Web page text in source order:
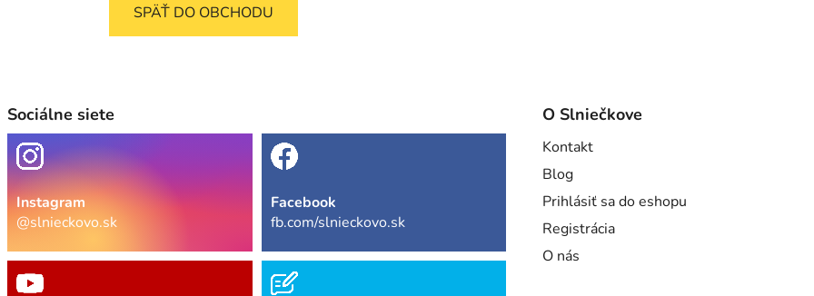
SPÄŤ DO OBCHODU
Sociálne siete
Instagram
@slnieckovo.sk
Facebook
fb.com/slnieckovo.sk
O Slniečkove
Kontakt
Blog
Prihlásiť sa do eshopu
Registrácia
O nás